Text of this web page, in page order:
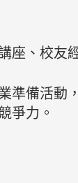
座、校友
準備活動
爭力。